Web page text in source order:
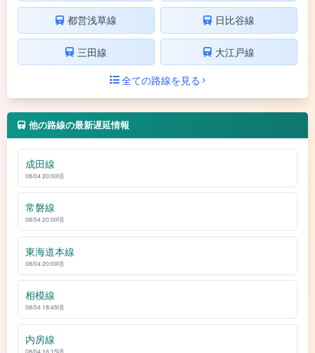
都営浅草線 日比谷線
三田線
大江戸線
全ての路線を見る
他の路線の最新遅延情報
成田線
08/04 20:00頃
常磐線
08/04 20:00頃
東海道本線
08/04 20:00頃
相模線
08/04 18:45頃
内房線
08/04 16:15頃